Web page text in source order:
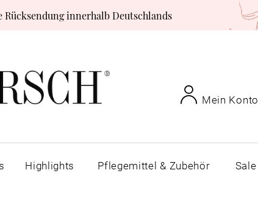
Rücksendung innerhalb Deutschlands
Mein Konto
Highlights Pflegemittel & Zubehör Sale